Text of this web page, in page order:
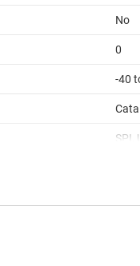
No
0
-40
SPI,